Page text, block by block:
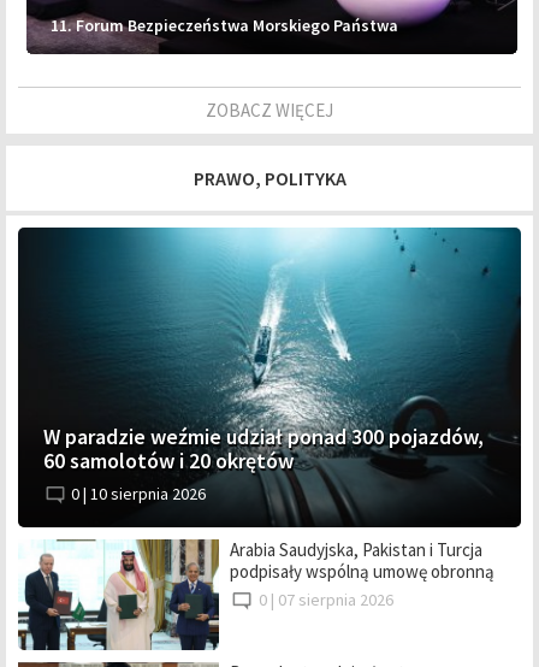
11. Forum Bezpieczeństwa Morskiego Państwa
ZOBACZ WIĘCEJ
PRAWO, POLITYKA
W paradzie weźmie udział ponad 300 pojazdów,
60 samolotów i 20 okrętów
0 | 10 sierpnia 2026
Arabia Saudyjska, Pakistan i Turcja
podpisały wspólną umowę obronną
0 | 07 sierpnia 2026